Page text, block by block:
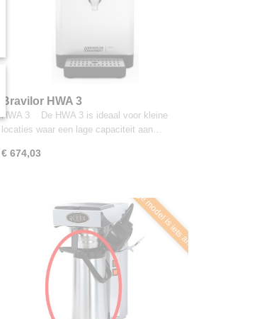
Bravilor HWA 3
heetwaterdispenser
HWA 3 De HWA 3 is ideaal voor kleine
locaties waar een lage capaciteit aan…
€ 674,03
Huidige model is iets anders d